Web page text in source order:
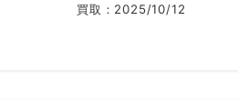
買取： 2025/10/12